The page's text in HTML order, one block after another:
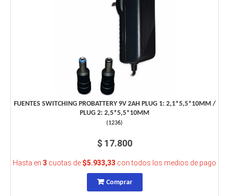
FUENTES SWITCHING PROBATTERY 9V 2AH PLUG 1: 2,1*5,5*10MM /
PLUG 2: 2,5*5,5*10MM
(1236)
$ 17.800
Hasta en 3 cuotas de $5.933,33 con todos los medios de pago
Comprar